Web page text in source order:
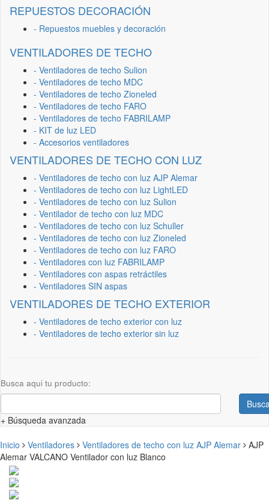
REPUESTOS DECORACIÓN
- Repuestos muebles y decoración
VENTILADORES DE TECHO
- Ventiladores de techo Sulion
- Ventiladores de techo MDC
- Ventiladores de techo Zioneled
- Ventiladores de techo FARO
- Ventiladores de techo FABRILAMP
- KIT de luz LED
- Accesorios ventiladores
VENTILADORES DE TECHO CON LUZ
- Ventiladores de techo con luz AJP Alemar
- Ventiladores de techo con luz LightLED
- Ventiladores de techo con luz Sulion
- Ventilador de techo con luz MDC
- Ventiladores de techo con luz Schuller
- Ventiladores de techo con luz Zioneled
- Ventiladores de techo con luz FARO
- Ventiladores con luz FABRILAMP
- Ventiladores con aspas retráctiles
- Ventiladores SIN aspas
VENTILADORES DE TECHO EXTERIOR
- Ventiladores de techo exterior con luz
- Ventiladores de techo exterior sin luz
Busca aqui tu producto:
+ Búsqueda avanzada
Inicio Ventiladores Ventiladores de techo con luz AJP Alemar
AJP
Alemar VALCANO Ventilador con luz Blanco